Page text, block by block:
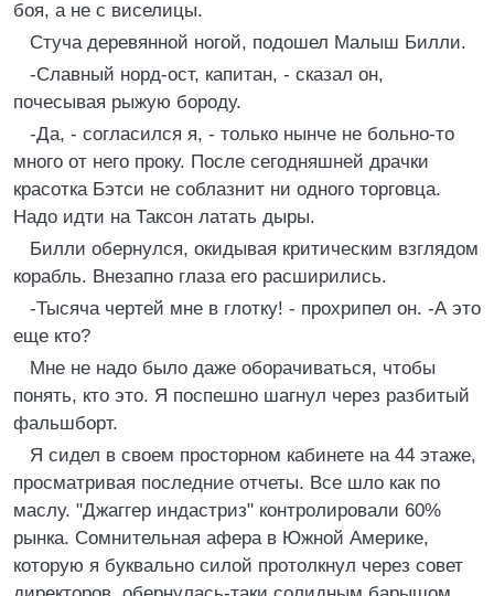
боя, а не с виселицы.
Стуча деревянной ногой, подошел Малыш Билли.
-Славный норд-ост, капитан, - сказал он,
почесывая рыжую бороду.
-Да, - согласился я, - только нынче не больно-то
много от него проку. После сегодняшней драчки
красотка Бэтси не соблазнит ни одного торговца.
Надо идти на Таксон латать дыры.
Билли обернулся, окидывая критическим взглядом
корабль. Внезапно глаза его расширились.
-Тысяча чертей мне в глотку! - прохрипел он. -А это
еще кто?
Мне не надо было даже оборачиваться, чтобы
понять, кто это. Я поспешно шагнул через разбитый
фальшборт.
Я сидел в своем просторном кабинете на 44 этаже,
просматривая последние отчеты. Все шло как по
маслу. "Джаггер индастриз" контролировали 60%
рынка. Сомнительная афера в Южной Америке,
которую я буквально силой протолкнул через совет